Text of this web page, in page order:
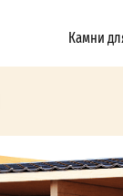
Камни